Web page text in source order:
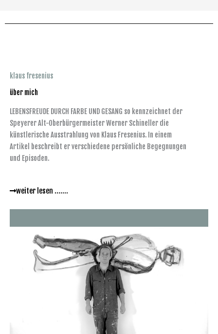
klaus fresenius
über mich
LEBENSFREUDE DURCH FARBE UND GESANG so kennzeichnet der
Speyerer Alt-Oberbürgermeister Werner Schineller die
künstlerische Ausstrahlung von Klaus Fresenius. In einem
Artikel beschreibt er verschiedene persönliche Begegnungen
und Episoden.
weiter lesen .......